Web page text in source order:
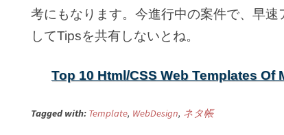
考にもなります。今進行中の案件で、早
してTipsを共有しないとね。
Top 10 Html/CSS Web Templates Of
Tagged with: Template, WebDesign, ネタ帳